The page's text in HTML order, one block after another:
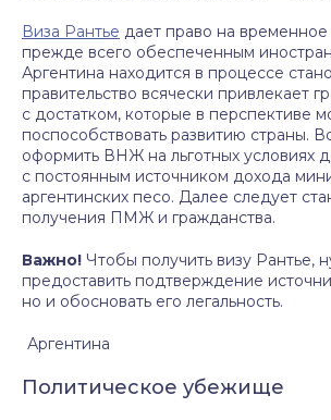
Виза Рантье дает право на временное
прежде всего обеспеченным
Аргентина находится в процессе
правительство всячески привлекает
с достатком, которые в перспективе
поспособствовать развитию страны.
оформить ВНЖ на льготных условиях
с постоянным источником дохода
аргентинских песо. Далее следует
получения ПМЖ и гражданства.
Важно! Чтобы получить визу Рантье,
предоставить подтверждение
но и обосновать его легальность.
Аргентина
Политическое убежище